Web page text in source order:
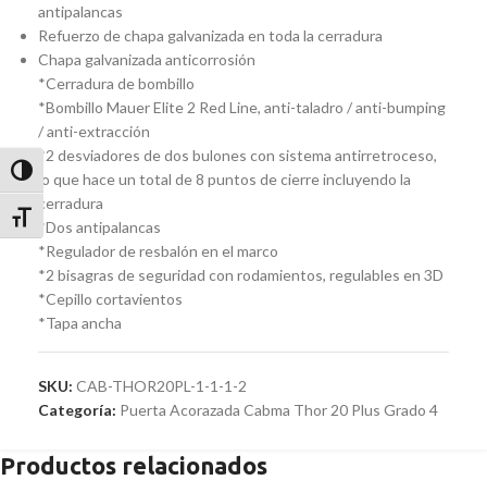
Alternar alto contraste
Alternar tamaño de letra
antipalancas
Refuerzo de chapa galvanizada en toda la cerradura
Chapa galvanizada anticorrosión
*Cerradura de bombillo
*Bombillo Mauer Elite 2 Red Line, anti-taladro / anti-bumping
/ anti-extracción
*2 desviadores de dos bulones con sistema antirretroceso,
lo que hace un total de 8 puntos de cierre incluyendo la
cerradura
*Dos antipalancas
*Regulador de resbalón en el marco
*2 bisagras de seguridad con rodamientos, regulables en 3D
*Cepillo cortavientos
*Tapa ancha
SKU: CAB-THOR20PL-1-1-1-2
Categoría: Puerta Acorazada Cabma Thor 20 Plus Grado 4
Productos relacionados